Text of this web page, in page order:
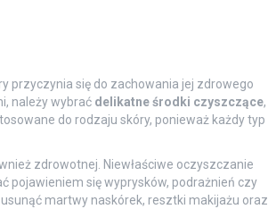
przyczynia się do zachowania jej zdrowego
należy wybrać delikatne środki czyszczące,
do rodzaju skóry, ponieważ każdy typ
zdrowotnej. Niewłaściwe oczyszczanie
pojawieniem się wyprysków, podrażnień czy
martwy naskórek, resztki makijażu oraz